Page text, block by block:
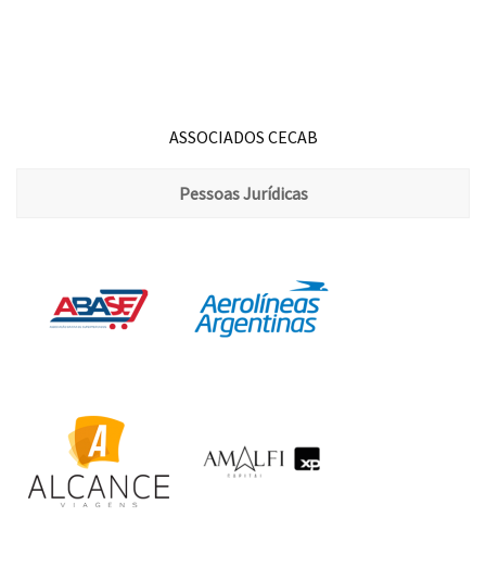
ASSOCIADOS CECAB
Pessoas Jurídicas